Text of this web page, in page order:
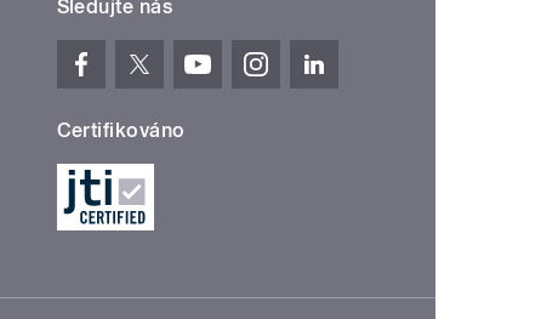
Sledujte nás
Certifikováno